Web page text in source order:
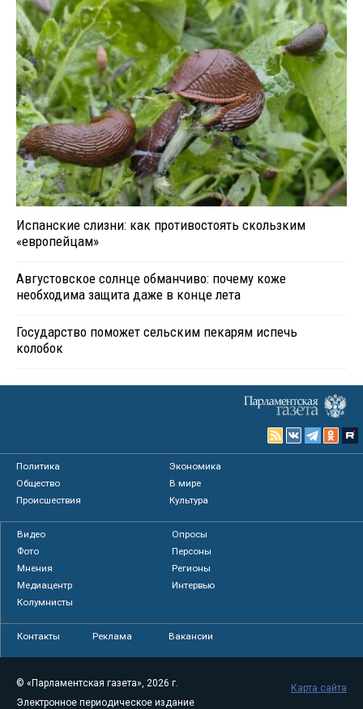
Испанские слизни: как противостоять скользким
«европейцам»
Августовское солнце обманчиво: почему коже
необходима защита даже в конце лета
Государство поможет сельским пекарям испечь
колобок
Политика
Экономика
Общество
В мире
Происшествия
Культура
Видео
Опросы
Фото
Персоны
Мнения
Регионы
Медиацентр
Интервью
Колумнисты
Контакты Реклама Вакансии
© «Парламентская газета», 2026 г.
Электронное периодическое издание
Карта сайта